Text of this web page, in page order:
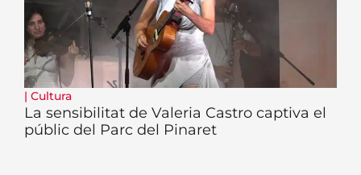
| Cultura
La sensibilitat de Valeria Castro captiva el
públic del Parc del Pinaret